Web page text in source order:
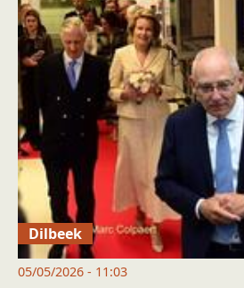
Dilbeek
05/05/2026 - 11:03